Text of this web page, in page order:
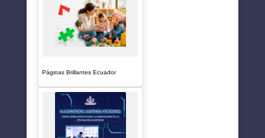
Páginas Brillantes Ecuador